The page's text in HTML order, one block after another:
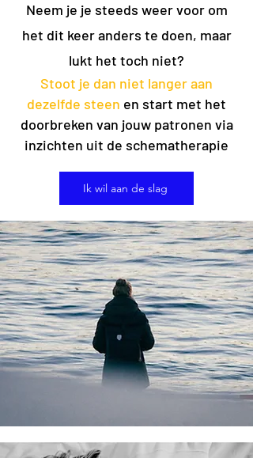
Neem je je steeds weer voor om
het dit keer anders te doen, maar
lukt het toch niet?
Stoot je dan niet langer aan
dezelfde steen en start met het
doorbreken van jouw patronen via
inzichten uit de schematherapie
Ik wil aan de slag